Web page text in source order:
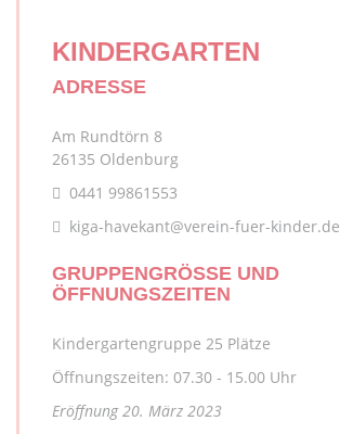
KINDERGARTEN
ADRESSE
Am Rundtörn 8
26135 Oldenburg
0441 99861553
kiga-havekant@verein-fuer-kinder.de
GRUPPENGRÖSSE UND Ö
FFNUNGSZEITEN
Kindergartengruppe 25 Plätze
Öffnungszeiten: 07.30 - 15.00 Uhr
Eröffnung20. März 2023